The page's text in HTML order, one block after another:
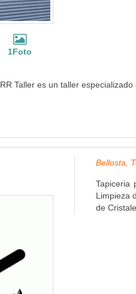
1Foto
RR Taller es un taller
Bellosta,
Tapiceria
Limpieza
de